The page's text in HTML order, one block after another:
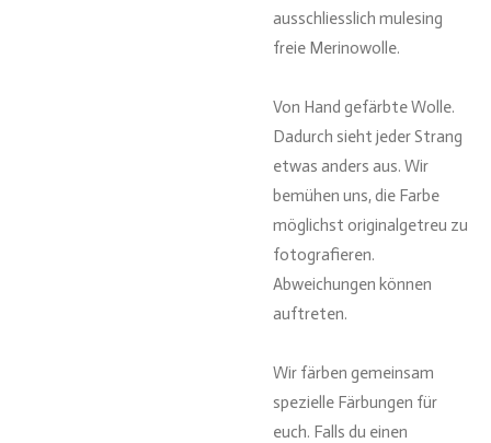
ausschliesslich mulesing
freie Merinowolle.
Von Hand gefärbte Wolle.
Dadurch sieht jeder Strang
etwas anders aus. Wir
bemühen uns, die Farbe
möglichst originalgetreu zu
fotografieren.
Abweichungen können
auftreten.
Wir färben gemeinsam
spezielle Färbungen für
euch. Falls du einen